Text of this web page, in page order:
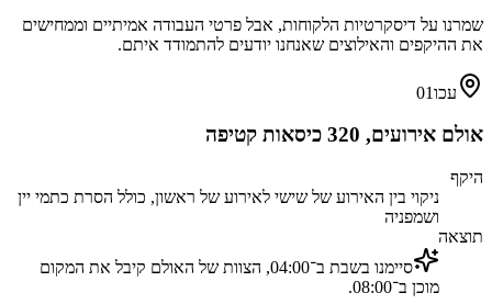
שמרנו על דיסקרטיות הלקוחות, אבל פרטי העבודה אמיתיים וממחישים
את ההיקפים והאילוצים שאנחנו יודעים להתמודד איתם.
עכו01
אולם אירועים, 320 כיסאות קטיפה
היקף
ניקוי בין האירוע של שישי לאירוע של ראשון, כולל הסרת כתמי יין
ושמפניה
תוצאה
סיימנו בשבת ב־04:00, הצוות של האולם קיבל את המקום
מוכן ב־08:00.